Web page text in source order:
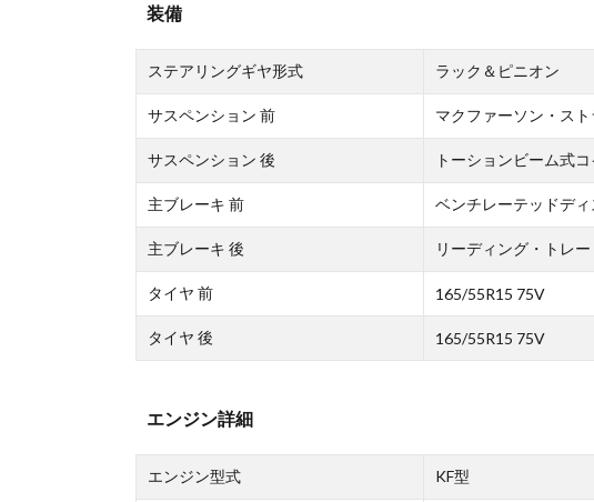
装備
ステアリングギヤ形式 ラック＆ピニオン
サスペンション 前 マクファーソン・ス
サスペンション 後 トーションビーム式
主ブレーキ 前 ベンチレーテッドデ
主ブレーキ 後 リーディング・トレ
タイヤ 前 165/55R15 75V
タイヤ 後 165/55R15 75V
エンジン詳細
エンジン型式 KF型